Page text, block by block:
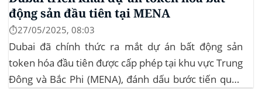
động sản đầu tiên tại MENA
⏱️27/05/2025, 08:03
Dubai đã chính thức ra mắt dự án bất động sản
token hóa đầu tiên được cấp phép tại khu vực Trung
Đông và Bắc Phi (MENA), đánh dấu bước tiến quan